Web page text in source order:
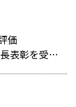
価
を受賞～